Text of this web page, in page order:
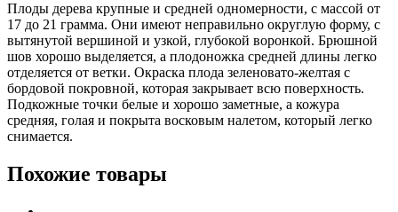
Плоды дерева крупные и средней одномерности, с массой от
17 до 21 грамма. Они имеют неправильно округлую форму, с
вытянутой вершиной и узкой, глубокой воронкой. Брюшной
шов хорошо выделяется, а плодоножка средней длины легко
отделяется от ветки. Окраска плода зеленовато-желтая с
бордовой покровной, которая закрывает всю поверхность.
Подкожные точки белые и хорошо заметные, а кожура
средняя, голая и покрыта восковым налетом, который легко
снимается.
Похожие товары